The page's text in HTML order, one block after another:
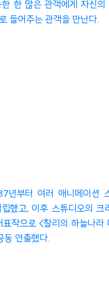
한 많은 관객에게 자신
들어주는 관객을 만난다.
년부터 여러 애니메이션
했고, 이후 스튜디오의 크
작으로 <찰리의 하늘나라
동 연출했다.